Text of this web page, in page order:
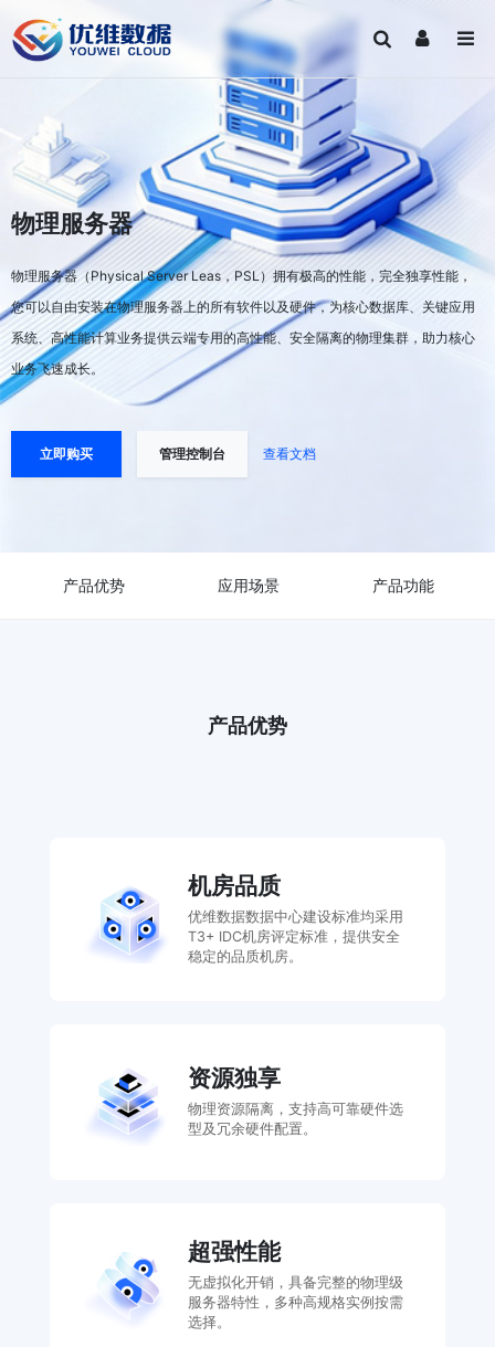
物理服务器
物理服务器（Physical Server Leas，PSL）拥有极高的性能，完全独享性能，
您可以自由安装在物理服务器上的所有软件以及硬件，为核心数据库、关键应用
系统、高性能计算业务提供云端专用的高性能、安全隔离的物理集群，助力核心
业务飞速成长。
立即购买 管理控制台 查看文档
产品优势 应用场景 产品功能
产品优势
机房品质
优维数据数据中心建设标准均采用
T3+ IDC机房评定标准，提供安全
稳定的品质机房。
资源独享
物理资源隔离，支持高可靠硬件选
型及冗余硬件配置。
超强性能
无虚拟化开销，具备完整的物理级
服务器特性，多种高规格实例按需
选择。